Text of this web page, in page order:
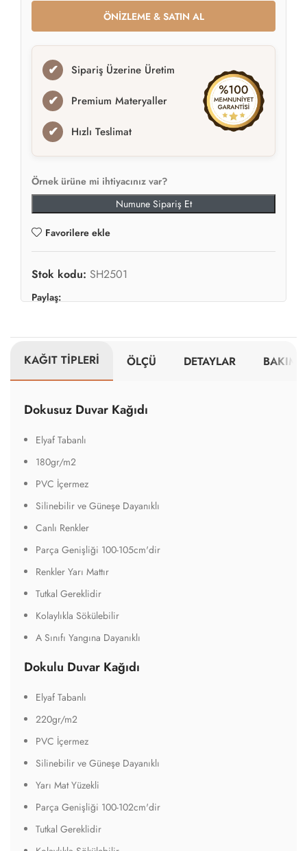
ÖNİZLEME & SATIN AL
✔ Sipariş Üzerine Üretim
✔ Premium Materyaller
✔ Hızlı Teslimat
Örnek ürüne mi ihtiyacınız var?
Numune Sipariş Et
Favorilere ekle
Stok kodu: SH2501
Paylaş:
KAĞIT TİPLERİ ÖLÇÜ DETAYLAR BAKIM
Dokusuz Duvar Kağıdı
Elyaf Tabanlı
180gr/m2
PVC İçermez
Silinebilir ve Güneşe Dayanıklı
Canlı Renkler
Parça Genişliği 100-105cm'dir
Renkler Yarı Mattır
Tutkal Gereklidir
Kolaylıkla Sökülebilir
A Sınıfı Yangına Dayanıklı
Dokulu Duvar Kağıdı
Elyaf Tabanlı
220gr/m2
PVC İçermez
Silinebilir ve Güneşe Dayanıklı
Yarı Mat Yüzekli
Parça Genişliği 100-102cm'dir
Tutkal Gereklidir